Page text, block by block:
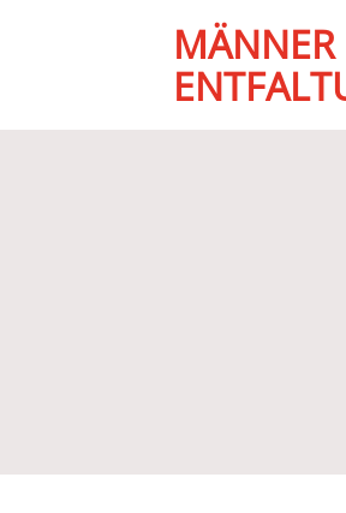
MÄNNER